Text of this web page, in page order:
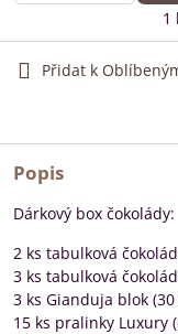
1
Přidat k
Popis
Dárkový box čokolády:
2 ks tabulková
3 ks tabulková
3 ks Gianduja blok (30
15 ks pralinky Luxury